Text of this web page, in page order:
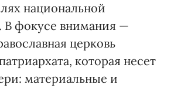
национальной
В фокусе внимания —
церковь
которая несет
материальные и